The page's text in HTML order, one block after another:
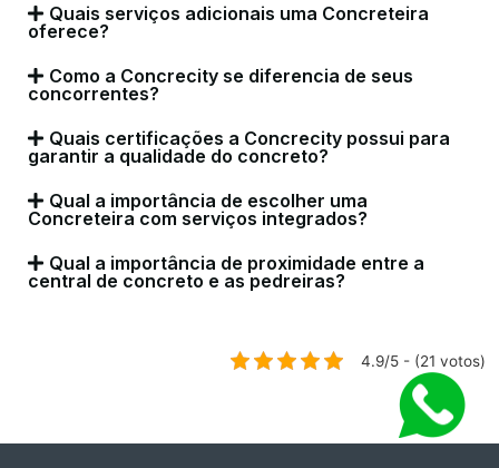
Quais serviços adicionais uma Concreteira
oferece?
Como a Concrecity se diferencia de seus
concorrentes?
Quais certificações a Concrecity possui para
garantir a qualidade do concreto?
Qual a importância de escolher uma
Concreteira com serviços integrados?
Qual a importância de proximidade entre a
central de concreto e as pedreiras?
4.9/5 - (21 votos)